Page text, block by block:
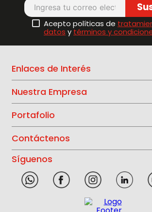
Acepto políticas de
datos y términos y
Enlaces de Interés
Nuestra Empresa
Portafolio
Contáctenos
Síguenos